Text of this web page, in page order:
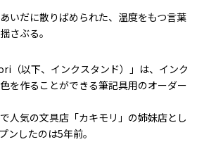
いだに散りばめられた、温度をもつ言葉
さぶる。
（以下、インクスタンド）」は、インク
を作ることができる筆記具用のオーダー
人気の文具店「カキモリ」の姉妹店とし
ンしたのは5年前。